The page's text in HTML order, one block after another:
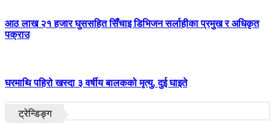
आठ लाख २१ हजार घुससहित सिँचाइ डिभिजन सर्लाहीका प्रमुख र अधिकृत
पक्राउ
घरमाथि पहिरो खस्दा ३ वर्षीय बालकको मृत्यु, दुई घाइते
ट्रेन्डिङ्ग